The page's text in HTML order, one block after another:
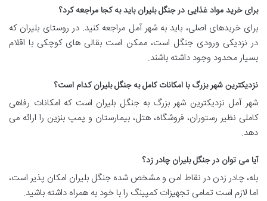
برای خرید مواد غذایی در جنگل بلیران باید به کجا مراجعه کرد؟
برای خریدهای اصلی، باید به شهر آمل مراجعه کنید. در روستای بلیران که
در نزدیکی ورودی جنگل است، ممکن است بقالی های کوچکی با اقلام
بسیار محدود وجود داشته باشند.
نزدیکترین شهر بزرگ با امکانات کامل به جنگل بلیران کدام است؟
شهر آمل نزدیکترین شهر بزرگ به جنگل بلیران است که امکانات رفاهی
کاملی نظیر رستوران، فروشگاه، هتل، بیمارستان و پمپ بنزین را ارائه می
دهد.
آیا می توان در جنگل بلیران چادر زد؟
بله، چادر زدن در نقاط امن و مشخص شده جنگل بلیران امکان پذیر است،
اما لازم است تمامی تجهیزات کمپینگ را با خود به همراه داشته باشید.